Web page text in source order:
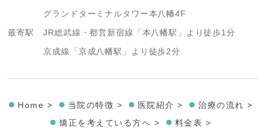
グランドターミナルタワー本八幡4F
最寄駅
JR総武線・都営新宿線「本八幡駅」より徒歩1分
京成線「京成八幡駅」より徒歩2分
Home > 当院の特徴 > 医院紹介 >
治療の流れ >
矯正を考えている方へ >
料金表 >